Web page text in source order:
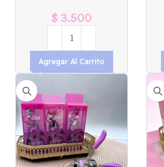
ZOOTOPIA X1U
$ 3.500
Agregar Al Carrito